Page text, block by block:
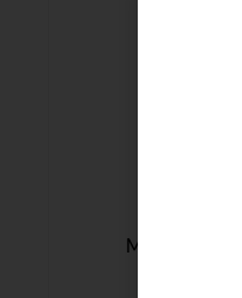
Mora